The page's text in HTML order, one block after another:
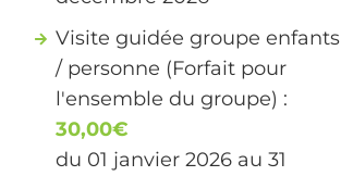
Visite guidée groupe enfants
/ personne (Forfait pour
l'ensemble du groupe) :
30,00€
du 01 janvier 2026 au 31